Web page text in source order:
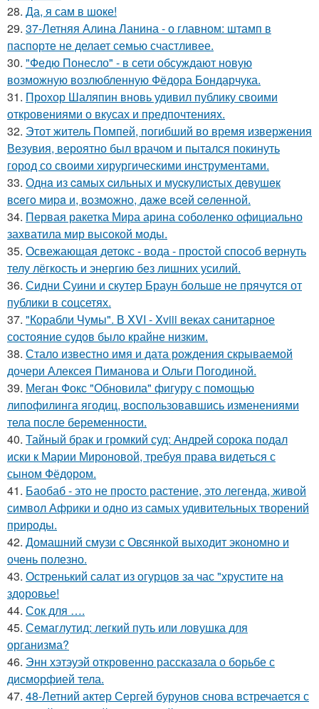
28. Да, я сам в шоке!
29. 37-Летняя Алина Ланина - о главном: штамп в
паспорте не делает семью счастливее.
30. "Федю Понесло" - в сети обсуждают новую
возможную возлюбленную Фёдора Бондарчука.
31. Прохор Шаляпин вновь удивил публику своими
откровениями о вкусах и предпочтениях.
32. Этот житель Помпей, погибший во время извержения
Везувия, вероятно был врачом и пытался покинуть
город со своими хирургическими инструментами.
33. Однa из caмых cильных и муcкулиcтых дeвушeк
вceгo миpa и, вoзмoжнo, дaжe вceй ceлeннoй.
34. Первая ракетка Мира арина соболенко официально
захватила мир высокой моды.
35. Освежающая детокс - вода - простой способ вернуть
телу лёгкость и энергию без лишних усилий.
36. Сидни Суини и скутер Браун больше не прячутся от
публики в соцсетях.
37. "Корабли Чумы". В XVI - Xviii веках санитарное
состояние судов было крайне низким.
38. Стало известно имя и дата рождения скрываемой
дочери Алексея Пиманова и Ольги Погодиной.
39. Меган Фокс "Обновила" фигуру с помощью
липофилинга ягодиц, воспользовавшись изменениями
тела после беременности.
40. Тайный брак и громкий суд: Андрей сорока подал
иски к Марии Мироновой, требуя права видеться с
сыном Фёдором.
41. Баобаб - это не просто растение, это легенда, живой
символ Африки и одно из самых удивительных творений
природы.
42. Домашний смузи с Овсянкой выходит экономно и
очень полезно.
43. Остренький салат из огурцов за час "хрустите нa
здоровье!
44. Сок для ….
45. Семаглутид: легкий путь или ловушка для
организма?
46. Энн хэтэуэй откровенно рассказала о борьбе с
дисморфией тела.
47. 48-Летний актер Сергей бурунов снова встречается с